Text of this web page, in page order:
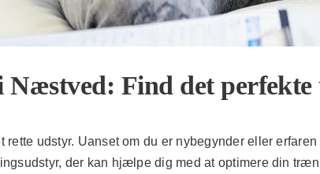
Find det
rette udstyr. Uanset om du er nybegynder eller
der kan hjælpe dig med at optimere din